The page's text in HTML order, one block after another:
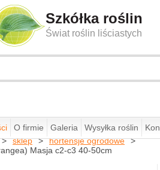
Szkółka roślin
Świat roślin liściastych
O firmie Galeria Wysyłka roślin
sklep
hortensje ogrodowe
Masja c2-c3 40-50cm